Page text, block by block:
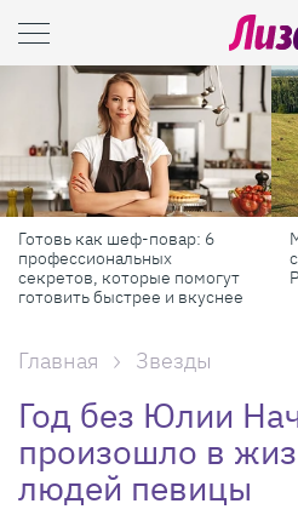
Масштабные приключения:
самые красивые фестивали
России в августе
Главная Звезды
Год без Юлии
произошло в
людей певицы